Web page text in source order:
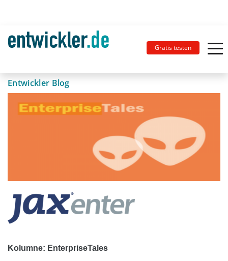
Gratis testen
Entwickler Blog
Kolumne: EnterpriseTales